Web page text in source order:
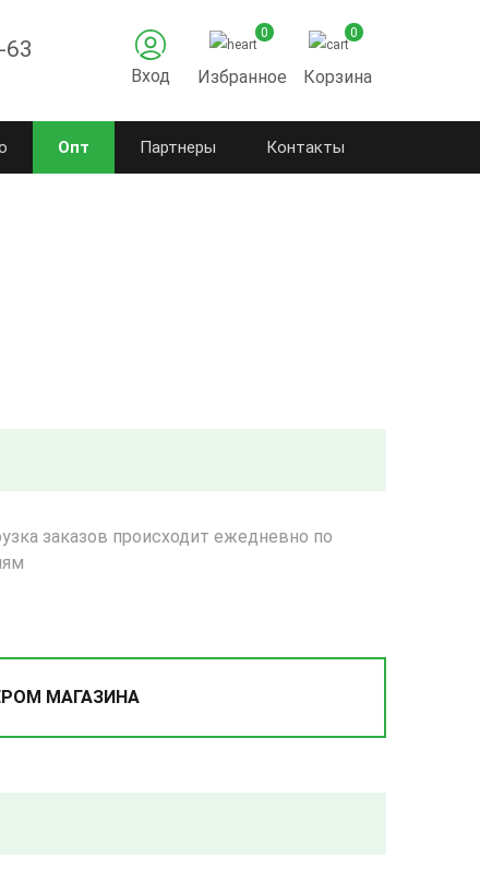
63
Вход
0
Избранное
0
Корзина
Опт Партнеры Контакты
заказов происходит ежедневно по
МАГАЗИНА